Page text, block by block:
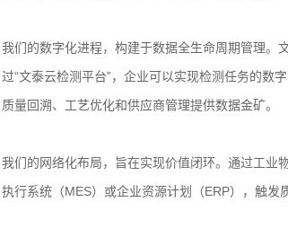
我们的数字化进程，构建于数据全生命周期管理。
过“文泰云检测平台”，企业可以实现检测任务的数
质量回溯、工艺优化和供应商管理提供数据金矿。
我们的网络化布局，旨在实现价值闭环。通过工业
执行系统（MES）或企业资源计划（ERP），触发